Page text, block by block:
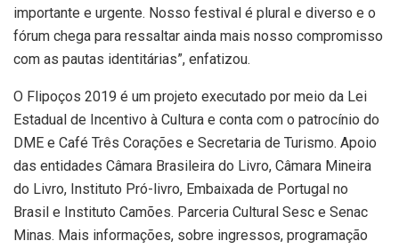
importante e urgente. Nosso festival é plural e diverso e o
fórum chega para ressaltar ainda mais nosso compromisso
com as pautas identitárias”, enfatizou.
O Flipoços 2019 é um projeto executado por meio da Lei
Estadual de Incentivo à Cultura e conta com o patrocínio do
DME e Café Três Corações e Secretaria de Turismo. Apoio
das entidades Câmara Brasileira do Livro, Câmara Mineira
do Livro, Instituto Pró-livro, Embaixada de Portugal no
Brasil e Instituto Camões. Parceria Cultural Sesc e Senac
Minas. Mais informações, sobre ingressos, programação